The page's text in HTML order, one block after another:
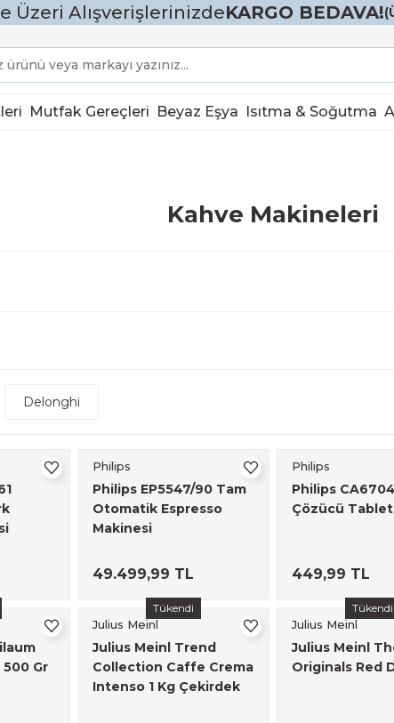
Üzeri AlışverişlerinizdeKARGO BEDAVA!
Mutfak Gereçleri Beyaz Eşya Isıtma & Soğutma
Kahve Makineleri
Delonghi
Philips
Philips EP5547/90 Tam
Otomatik Espresso
Makinesi
49.499,99 TL
Philips
Philips
Çözücü Tablet
449,99 TL
Gr
Tükendi
Julius Meinl
Julius Meinl Trend
Collection Caffe Crema
Intenso 1 Kg Çekirdek
Tükendi
Julius Meinl
Julius Meinl
Originals Red